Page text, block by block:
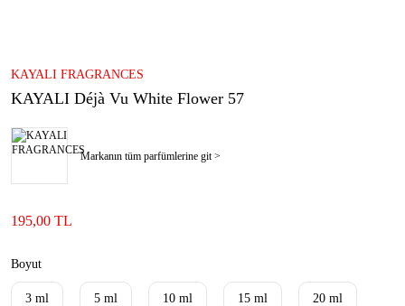
KAYALI FRAGRANCES
KAYALI Déjà Vu White Flower 57
Markanın tüm parfümlerine git >
195,00 TL
Boyut
3 ml 5 ml 10 ml 15 ml 20 ml